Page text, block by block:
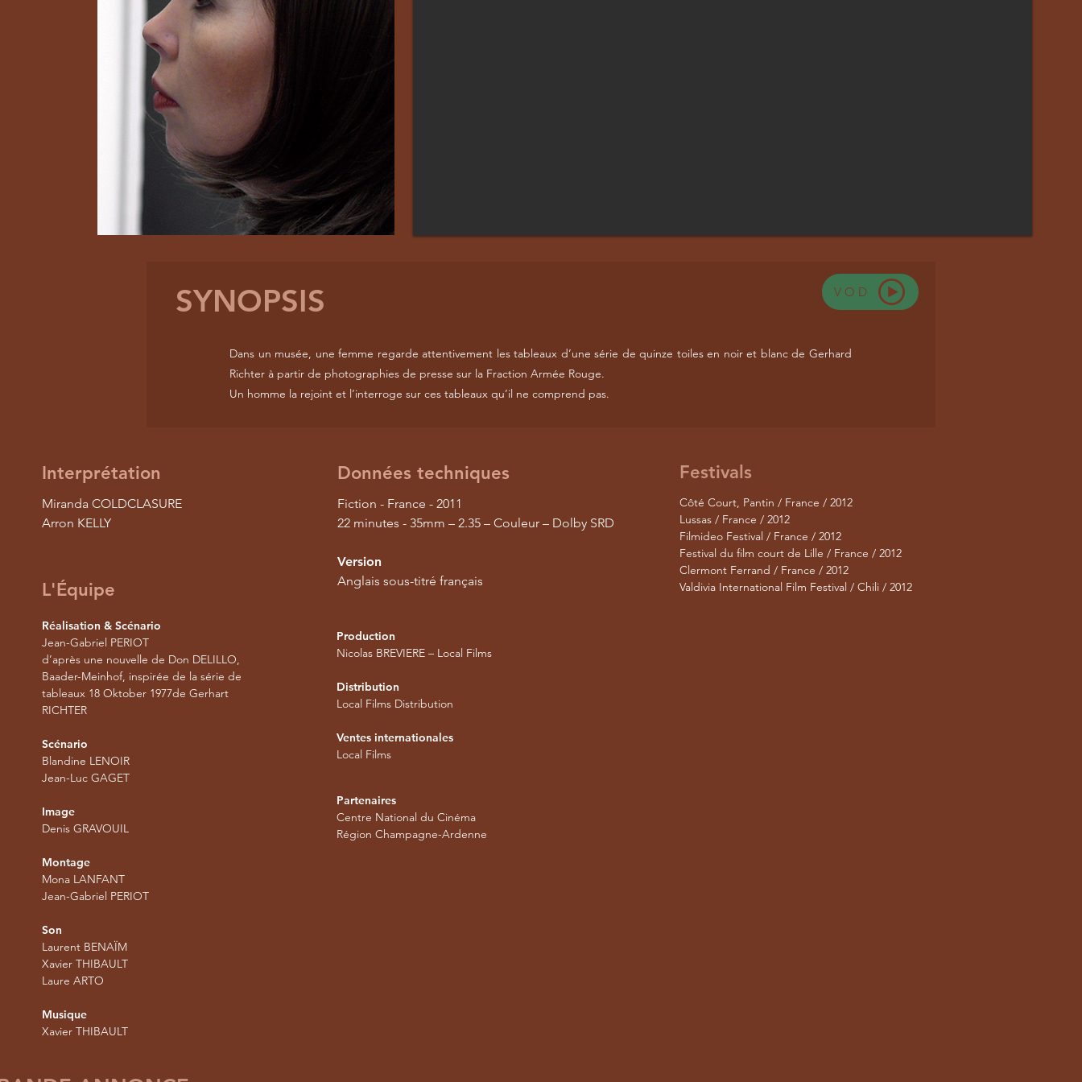
SYNOPSIS VOD
Dans un musée, une femme regarde attentivement les tableaux d’une série de quinze toiles en noir et blanc de Gerhard
Richter à partir de photographies de presse sur la Fraction Armée Rouge.
Un homme la rejoint et l’interroge sur ces tableaux qu’il ne comprend pas.
Interprétation
Miranda COLDCLASURE
Arron KELLY
L'Équipe
Réalisation & Scénario
Jean-Gabriel PERIOT
d’après une nouvelle de Don DELILLO,
Baader-Meinhof, inspirée de la série de
tableaux 18 Oktober 1977de Gerhart
RICHTER
Scénario
Blandine LENOIR
Jean-Luc GAGET
Image
Denis GRAVOUIL
Montage
Mona LANFANT
Jean-Gabriel PERIOT
Son
Laurent BENAÏM
Xavier THIBAULT
Laure ARTO
Musique
Xavier THIBAULT
Données techniques
Fiction - France - 2011
22 minutes - 35mm – 2.35 – Couleur – Dolby SRD
Version
Anglais sous-titré français
Production
Nicolas BREVIERE – Local Films
Distribution
Local Films Distribution
Ventes internationales
Local Films
Partenaires
Centre National du Cinéma
Région Champagne-Ardenne
Festivals
Côté Court, Pantin / France / 2012
Lussas / France / 2012
Filmideo Festival / France / 2012
Festival du film court de Lille / France / 2012
Clermont Ferrand / France / 2012
Valdivia International Film Festival / Chili / 2012